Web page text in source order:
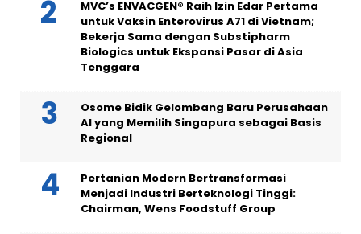
MVC’s ENVACGEN® Raih Izin Edar Pertama
untuk Vaksin Enterovirus A71 di Vietnam;
Bekerja Sama dengan Substipharm
Biologics untuk Ekspansi Pasar di Asia
Tenggara
Osome Bidik Gelombang Baru Perusahaan
AI yang Memilih Singapura sebagai Basis
Regional
Pertanian Modern Bertransformasi
Menjadi Industri Berteknologi Tinggi:
Chairman, Wens Foodstuff Group